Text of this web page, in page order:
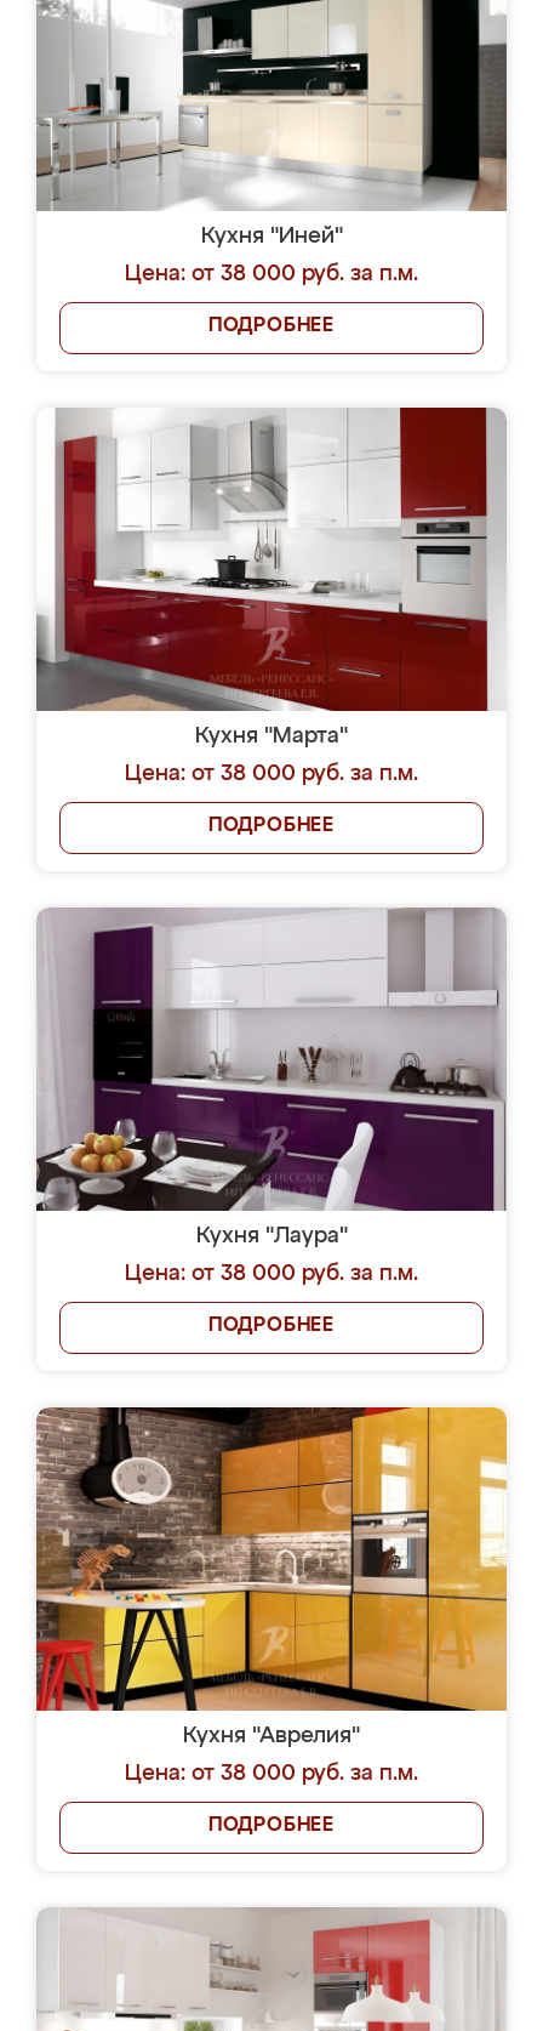
Кухня "Иней"
Цена: от 38 000 руб. за п.м.
ПОДРОБНЕЕ
Кухня "Марта"
Цена: от 38 000 руб. за п.м.
ПОДРОБНЕЕ
Кухня "Лаура"
Цена: от 38 000 руб. за п.м.
ПОДРОБНЕЕ
Кухня "Аврелия"
Цена: от 38 000 руб. за п.м.
ПОДРОБНЕЕ